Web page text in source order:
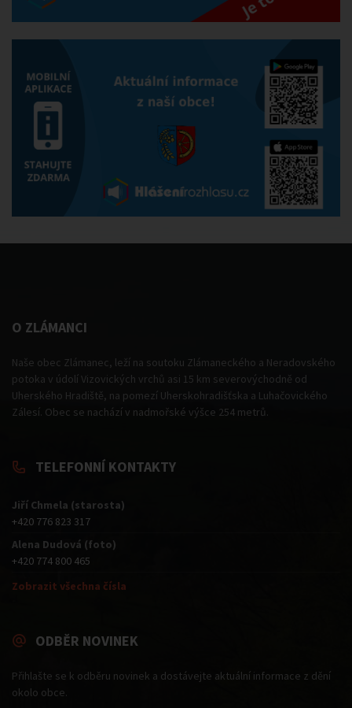
O ZLÁMANCI
Naše obec Zlámanec, leží na soutoku Zlámaneckého a Neradovského
potoka v údolí Vizovických vrchů asi 15 km severovýchodně od
Uherského Hradiště, na pomezí Uherskohradišťska a Luhačovického
Zálesí. Obec se nachází v nadmořské výšce 254 metrů.
TELEFONNÍ KONTAKTY
Jiří Chmela (starosta)
+420 776 823 317
Alena Dudová (foto)
+420 774 800 465
Zobrazit všechna čísla
ODBĚR NOVINEK
Přihlašte se k odběru novinek a dostávejte aktuální informace z dění
okolo obce.